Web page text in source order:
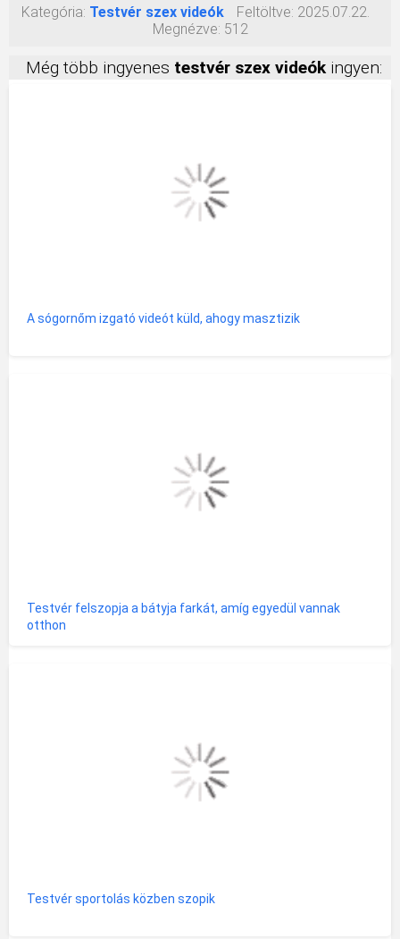
Kategória: Testvér szex videók Feltöltve: 2025.07.22.
Megnézve: 512
Még több ingyenes testvér szex videókingyen:
A sógornőm izgató videót küld, ahogy masztizik
Testvér felszopja a bátyja farkát, amíg egyedül vannak
otthon
Testvér sportolás közben szopik